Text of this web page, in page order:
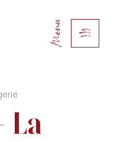
Menu
La